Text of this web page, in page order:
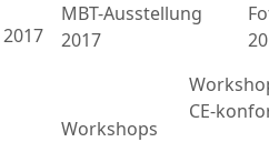
2017
MBT-Ausstellung
2017
Workshops
CE-